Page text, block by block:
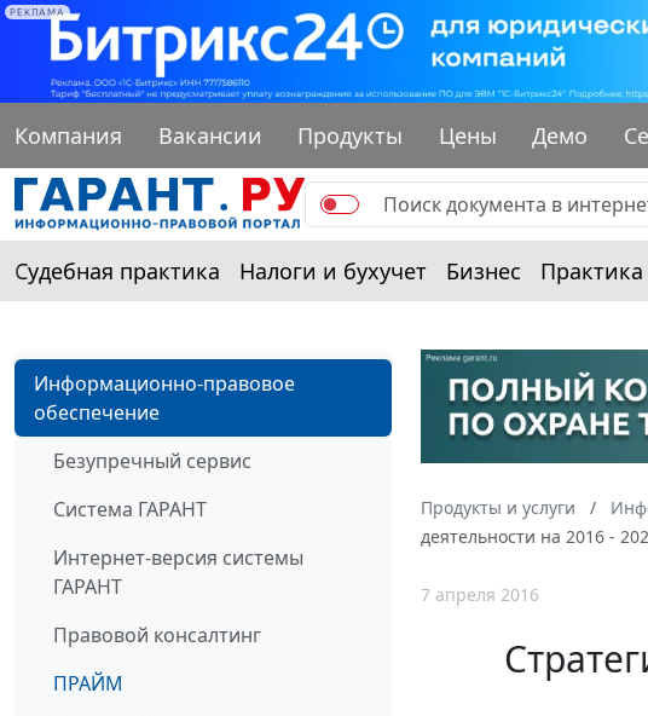
РЕКЛАМА
Компания Вакансии Продукты Цены Демо
Судебная практика Налоги и бухучет Бизнес Практика
Информационно-правовое
обеспечение
Безупречный сервис
Система ГАРАНТ
Интернет-версия системы
ГАРАНТ
Правовой консалтинг
ПРАЙМ
Продукты и услуги
деятельности на 2016 -
7 апреля 2016